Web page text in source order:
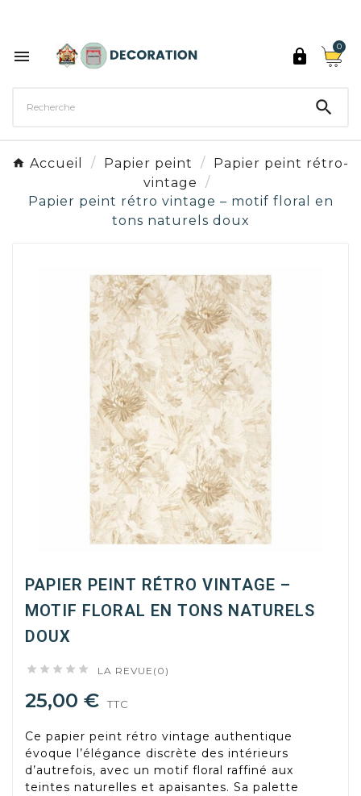
 
0

Accueil Papier peint
Papier peint rétro-
vintage
Papier peint rétro vintage – motif floral en
tons naturels doux
PAPIER PEINT RÉTRO VINTAGE –
MOTIF FLORAL EN TONS NATURELS
DOUX
     LA REVUE(0)
25,00 € TTC
Ce papier peint rétro vintage authentique
évoque l’élégance discrète des intérieurs
d’autrefois, avec un motif floral raffiné aux
teintes naturelles et apaisantes. Sa palette